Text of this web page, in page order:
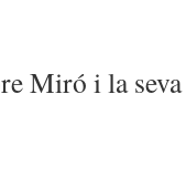
Miró i la